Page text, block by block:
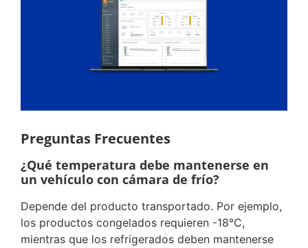
Preguntas Frecuentes
¿Qué temperatura debe mantenerse en
un vehículo con cámara de frío?
Depende del producto transportado. Por ejemplo,
los productos congelados requieren -18°C,
mientras que los refrigerados deben mantenerse